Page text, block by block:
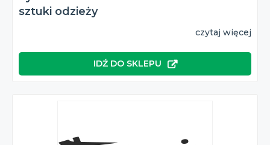
sztuki odzieży
czytaj więcej
IDŹ DO SKLEPU